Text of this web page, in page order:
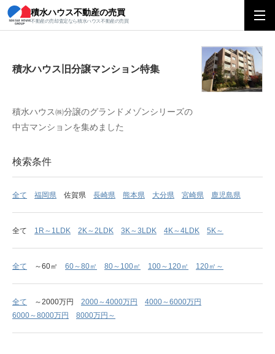
積水ハウス不動産の売買
不動産の売却査定なら積水ハウス不動産の売買
積水ハウス旧分譲マンション特集
積水ハウス旧分譲マンション特集
積水ハウス㈱分譲のグランドメゾンシリーズの
中古マンションを集めました
検索条件
全て 福岡県 佐賀県 長崎県 熊本県 大分県 宮崎県 鹿児島県
全て 1R～1LDK 2K～2LDK 3K～3LDK 4K～4LDK 5K～
全て ～60㎡ 60～80㎡ 80～100㎡ 100～120㎡ 120㎡～
全て ～2000万円 2000～4000万円
4000～6000万円
6000～8000万円
8000万円～